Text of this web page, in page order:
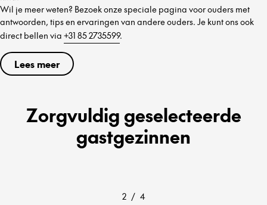
Wil je meer weten? Bezoek onze speciale pagina voor ouders met
antwoorden, tips en ervaringen van andere ouders. Je kunt ons ook
direct bellen via +31 85 2735599.
Lees meer
Zorgvuldig geselecteerde
gastgezinnen
2 / 4